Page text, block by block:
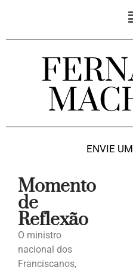
ENVIE
Momento
de
Reflexão
O ministro
nacional dos
Franciscanos,